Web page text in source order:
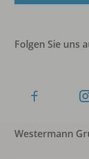
Folgen Sie uns
Westermann